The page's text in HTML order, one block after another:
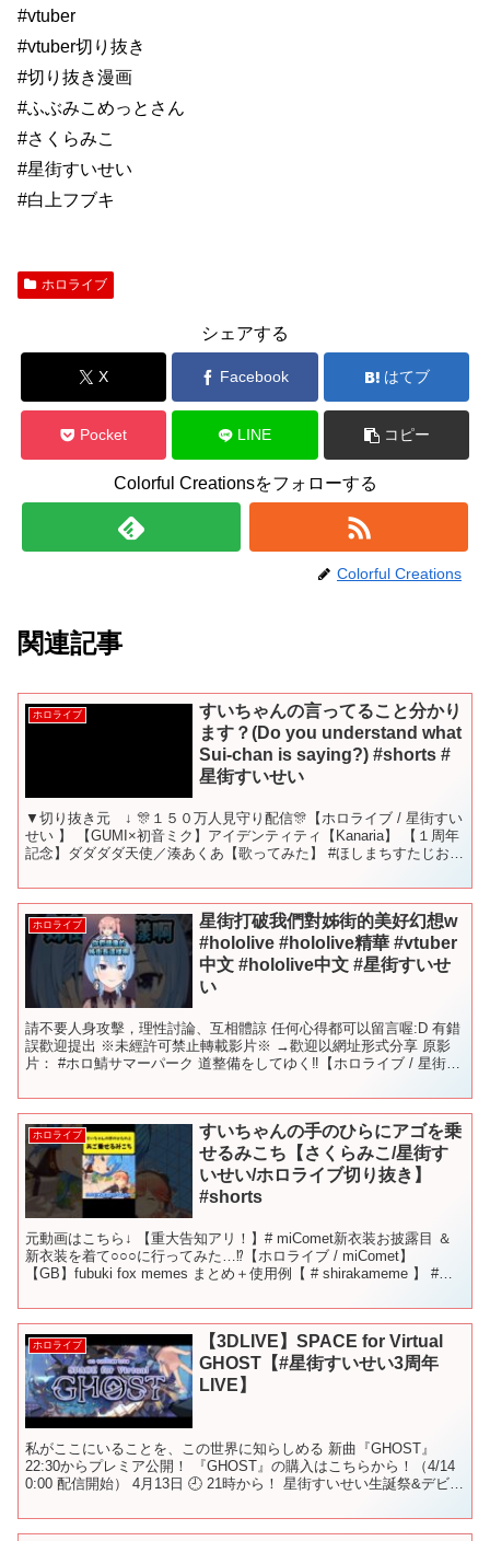
#vtuber
#vtuber切り抜き
#切り抜き漫画
#ふぶみこめっとさん
#さくらみこ
#星街すいせい
#白上フブキ
ホロライブ
シェアする
X Facebook はてブ
Pocket LINE コピー
Colorful Creationsをフォローする
Colorful Creations
関連記事
ホロライブ
すいちゃんの言ってること分かり
ます？(Do you understand what
Sui-chan is saying?) #shorts #
星街すいせい
▼切り抜き元 ↓ 🎊１５０万人見守り配信🎊【ホロライブ / 星街すい
せい 】 【GUMI×初音ミク】アイデンティティ【Kanaria】 【１周年
記念】ダダダダ天使／湊あくあ【歌ってみた】 #ほしまちすたじお #
ホロライブ
星街打破我們對姊街的美好幻想w
#hololive #hololive精華 #vtuber
中文 #hololive中文 #星街すいせ
い
請不要人身攻擊，理性討論、互相體諒 任何心得都可以留言喔:D 有錯
誤歡迎提出 ※未經許可禁止轉載影片※ →歡迎以網址形式分享 原影
片： #ホロ鯖サマーパーク 道整備をしてゆく‼【ホロライブ / 星街す
ホロライブ
すいちゃんの手のひらにアゴを乗
せるみこち【さくらみこ/星街す
いせい/ホロライブ切り抜き】
#shorts
元動画はこちら↓ 【重大告知アリ！】# miComet新衣装お披露目 ＆
新衣装を着て○○○に行ってみた…⁉【ホロライブ / miComet】
【GB】fubuki fox memes まとめ＋使用例【 # shirakameme 】 #
ホロライブ
【3DLIVE】SPACE for Virtual
GHOST【#星街すいせい3周年
LIVE】
私がここにいることを、この世界に知らしめる 新曲『GHOST』
22:30からプレミア公開！ 『GHOST』の購入はこちらから！（4/14
0:00 配信開始） 4月13日 🕘 21時から！ 星街すいせい生誕祭&デビュ